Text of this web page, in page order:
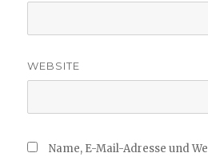
WEBSITE
Name, E-Mail-Adresse und